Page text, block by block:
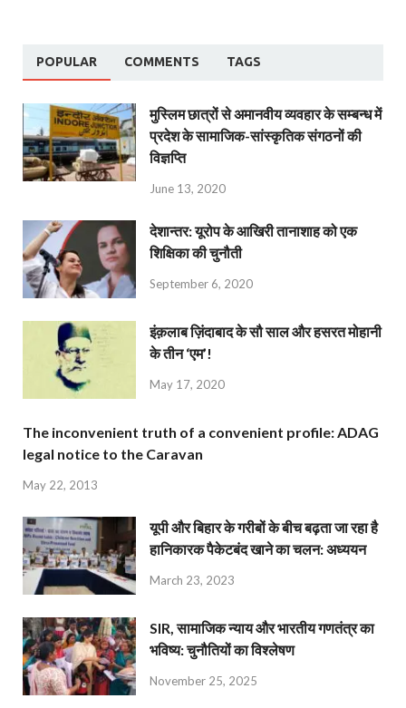
POPULAR COMMENTS TAGS
मुस्लिम छात्रों से अमानवीय व्यवहार के सम्बन्ध में
प्रदेश के सामाजिक-सांस्कृतिक संगठनों की
विज्ञप्ति
June 13, 2020
देशान्‍तर: यूरोप के आखिरी तानाशाह को एक
शिक्षिका की चुनौती
September 6, 2020
इंक़लाब ज़िंदाबाद के सौ साल और हसरत मोहानी
के तीन ‘एम’!
May 17, 2020
The inconvenient truth of a convenient profile: ADAG
legal notice to the Caravan
May 22, 2013
यूपी और बिहार के गरीबों के बीच बढ़ता जा रहा है
हानिकारक पैकेटबंद खाने का चलन: अध्ययन
March 23, 2023
SIR, सामाजिक न्याय और भारतीय गणतंत्र का
भविष्य: चुनौतियों का विश्लेषण
November 25, 2025